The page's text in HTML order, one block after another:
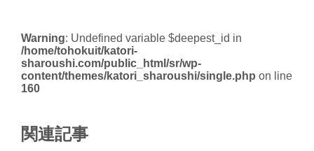
Warning: Undefined variable $deepest_id in
/home/tohokuit/katori-
sharoushi.com/public_html/sr/wp-
content/themes/katori_sharoushi/single.php on line
160
関連記事